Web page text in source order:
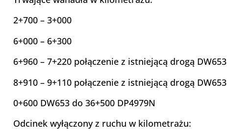
2+700 – 3+000
6+000 – 6+300
6+960 – 7+220 połączenie z istniejącą drogą DW653
8+910 – 9+110 połączenie z istniejącą drogą DW653
0+600 DW653 do 36+500 DP4979N
Odcinek wyłączony z ruchu w kilometrażu: